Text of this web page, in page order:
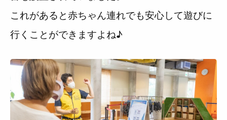
これがあると赤ちゃん連れでも安心して遊びに
行くことができますよね♪